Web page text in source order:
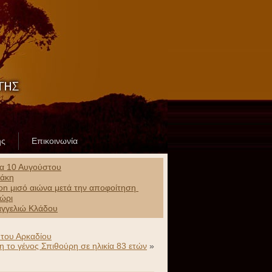
Επικοινωνία
10 Αυγούστου
μισό αιώνα μετά την αποφοίτηση
Κλάδου
Αρκαδίου
γένος Σπιθούρη σε ηλικία 83 ετών »